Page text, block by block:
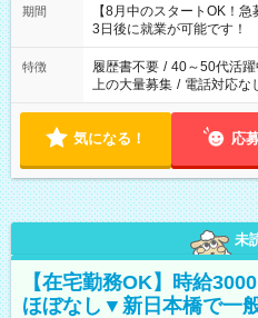
「できれば残業はしたく
ね。 ※Wワーク希望の方へ 今ご覧のお仕事で希望する勤務時間
と、もう1つのお仕事の勤
合は応募できません。
期間
【8月中のスタートOK！
3日後に就業が可能です！
特徴 履歴書不要 / 40～50代活躍
上の大量募集 / 電話対応な
気になる！ 応
未
【在宅勤務OK】時給
ほぼなし▼新日本橋で一